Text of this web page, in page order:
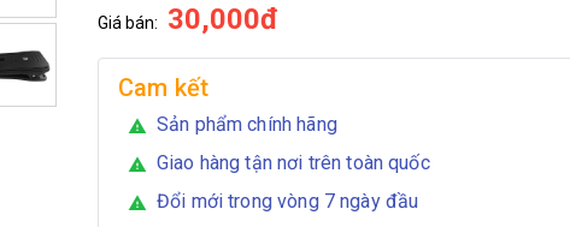
Giá bán: 30,000đ
Cam kết
warning Sản phẩm chính hãng
warning Giao hàng tận nơi trên toàn quốc
warning Đổi mới trong vòng 7 ngày đầu